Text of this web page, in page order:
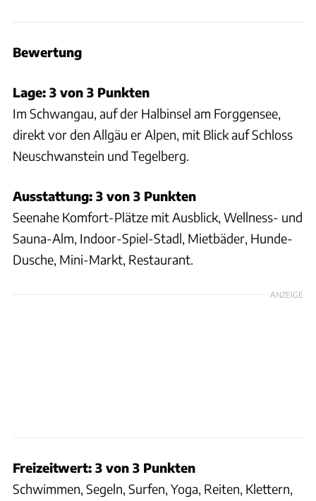
Bewertung
Lage: 3 von 3 Punkten
Im Schwangau, auf der Halbinsel am Forggensee,
direkt vor den Allgäu er Alpen, mit Blick auf Schloss
Neuschwanstein und Tegelberg.
Ausstattung: 3 von 3 Punkten
Seenahe Komfort-Plätze mit Ausblick, Wellness- und
Sauna-Alm, Indoor-Spiel-Stadl, Mietbäder, Hunde-
Dusche, Mini-Markt, Restaurant.
ANZEIGE
Freizeitwert: 3 von 3 Punkten
Schwimmen, Segeln, Surfen, Yoga, Reiten, Klettern,